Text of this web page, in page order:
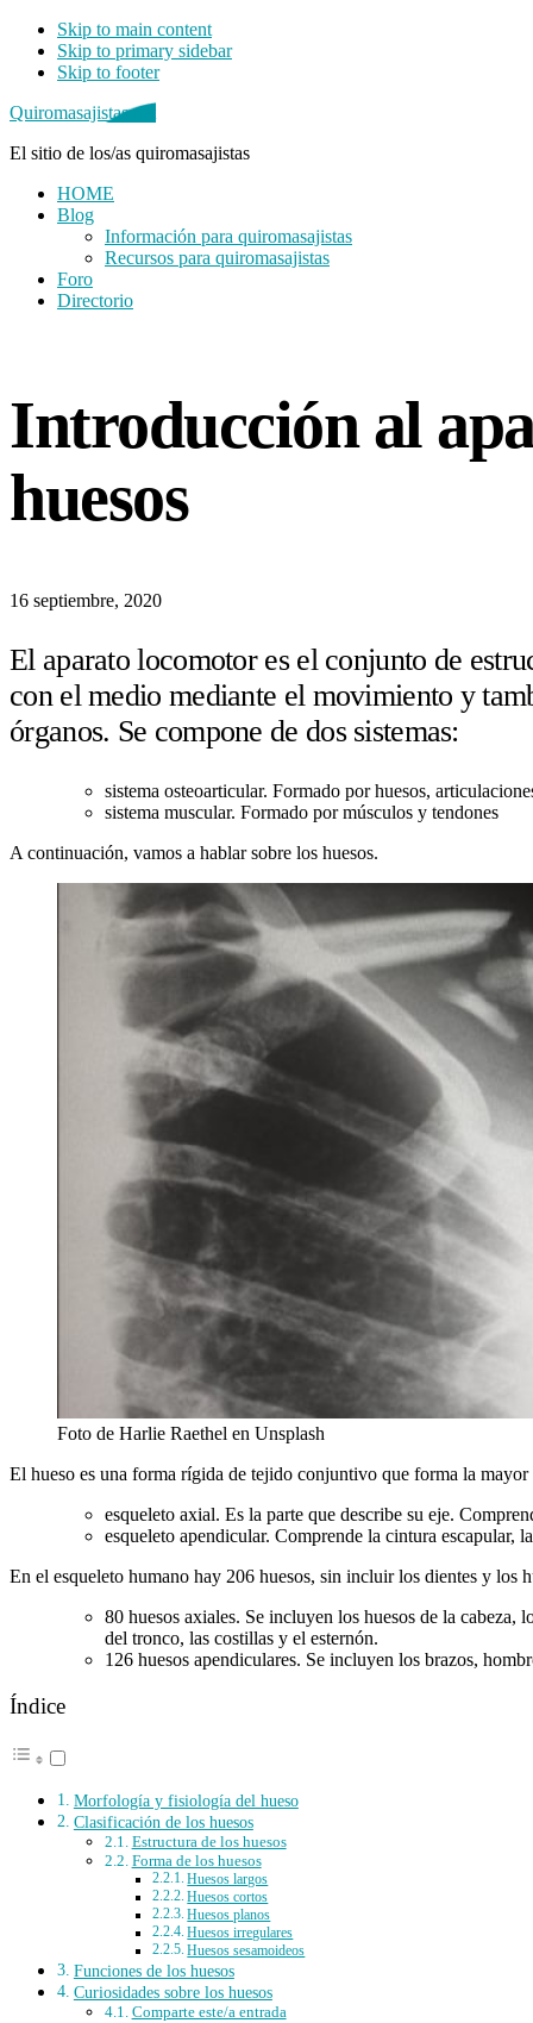
Skip to main content
Skip to primary sidebar
Skip to footer
Quiromasajistas.net
El sitio de los/as quiromasajistas
HOME
Blog
Información para quiromasajistas
Recursos para quiromasajistas
Foro
Directorio
Introducción al
huesos
16 septiembre, 2020
El aparato locomotor es el conjunto de
con el medio mediante el movimiento y
órganos. Se compone de dos sistemas:
sistema osteoarticular. Formado por huesos,
sistema muscular. Formado por músculos y tendones
A continuación, vamos a hablar sobre los huesos.
Foto de Harlie Raethel en Unsplash
El hueso es una forma rígida de tejido conjuntivo que forma la
esqueleto axial. Es la parte que describe su eje.
esqueleto apendicular. Comprende la cintura escapular,
En el esqueleto humano hay 206 huesos, sin incluir los dientes y los
80 huesos axiales. Se incluyen los huesos de la cabeza,
del tronco, las costillas y el esternón.
126 huesos apendiculares. Se incluyen los brazos,
Índice
Morfología y fisiología del hueso
Clasificación de los huesos
Estructura de los huesos
Forma de los huesos
Huesos largos
Huesos cortos
Huesos planos
Huesos irregulares
Huesos sesamoideos
Funciones de los huesos
Curiosidades sobre los huesos
Comparte este/a entrada